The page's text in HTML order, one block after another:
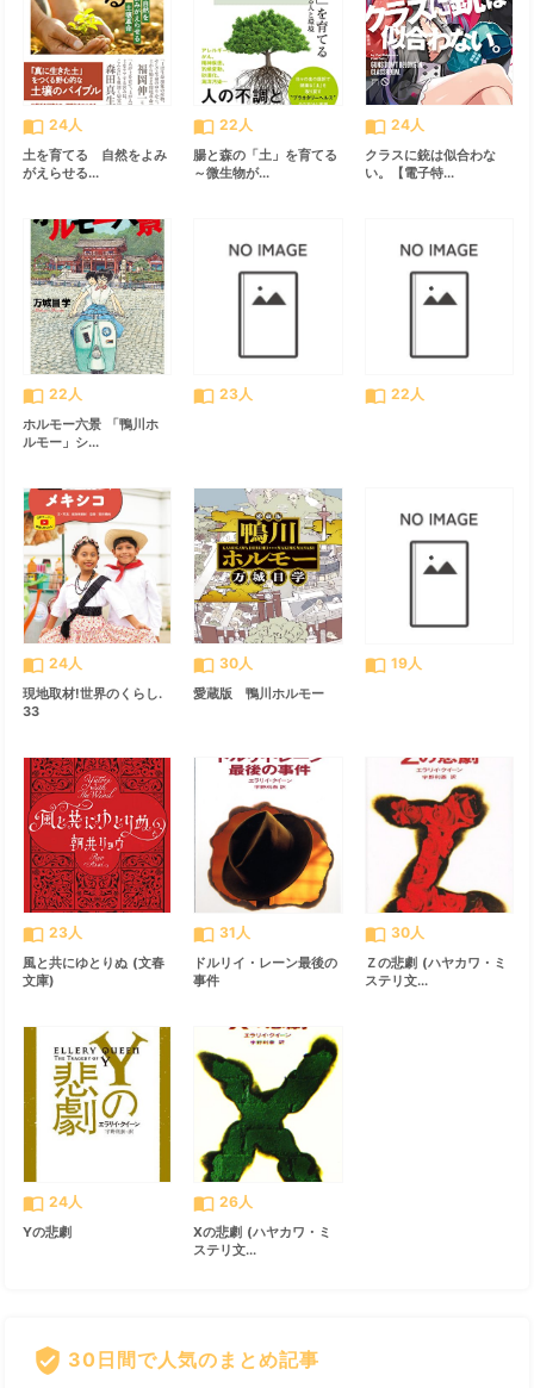
import_contacts 24人
土を育てる 自然をよみ
がえらせる...
import_contacts 22人
腸と森の「土」を育てる
～微生物が...
import_contacts 24人
クラスに銃は似合わな
い。【電子特...
import_contacts 22人
ホルモー六景 「鴨川ホ
ルモー」シ...
import_contacts 23人 import_contacts 22人
import_contacts 24人
現地取材!世界のくらし.
33
import_contacts 30人
愛蔵版 鴨川ホルモー
import_contacts 19人
import_contacts 23人
風と共にゆとりぬ (文春
文庫)
import_contacts 31人
ドルリイ・レーン最後の
事件
import_contacts 30人
Ｚの悲劇 (ハヤカワ・ミ
ステリ文...
import_contacts 24人
Yの悲劇
import_contacts 26人
Xの悲劇 (ハヤカワ・ミ
ステリ文...
verified_user 30日間で人気のまとめ記事